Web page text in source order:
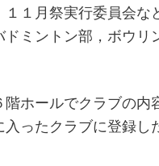
１月祭実行委員会な
ミントン部，ボウリ
ホールでクラブの内
ったクラブに登録し